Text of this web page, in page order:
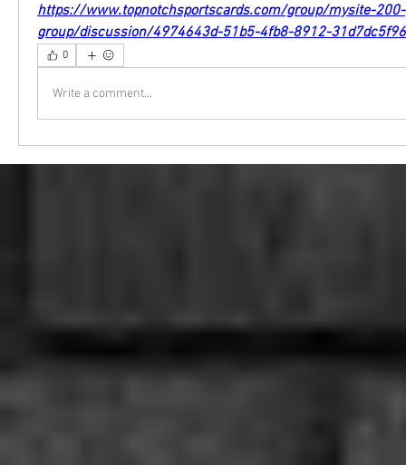
https://www.topnotchsportscards.com/group/mysite-200-
group/discussion/4974643d-51b5-4fb8-8912-
0
Write a comment...